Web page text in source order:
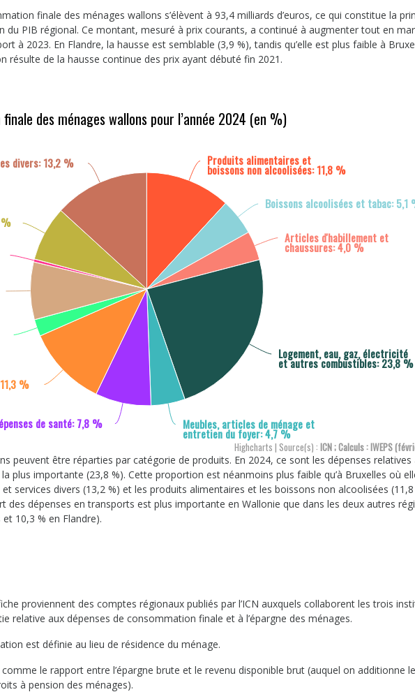
finale des ménages wallons s’élèvent à 93,4 milliards d’euros, ce qui constitue la
du PIB régional. Ce montant, mesuré à prix courants, a continué à augmenter tout en
à 2023. En Flandre, la hausse est semblable (3,9 %), tandis qu’elle est plus faible à
résulte de la hausse continue des prix ayant débuté fin 2021.
Produits alimentaires et
boissons non alcoolisées: 11,8 %
Boissons alcoolisées et tabac: 5,1
Articles d'habillement et
chaussures: 4,0 %
Logement, eau, gaz, électricité
et autres combustibles: 23,8 %
Meubles, articles de ménage et
entretien du foyer: 4,7 %
de santé: 7,8 %
%
divers: 13,2 %
Highcharts | Source(s) : ICN ; Calculs : IWEPS
des ménages wallons pour l’année 2024 (en %)
peuvent être réparties par catégorie de produits. En 2024, ce sont les dépenses relatives
plus importante (23,8 %). Cette proportion est néanmoins plus faible qu’à Bruxelles où
services divers (13,2 %) et les produits alimentaires et les boissons non alcoolisées
des dépenses en transports est plus importante en Wallonie que dans les deux autres
10,3 % en Flandre).
proviennent des comptes régionaux publiés par l’ICN auxquels collaborent les trois
relative aux dépenses de consommation finale et à l’épargne des ménages.
est définie au lieu de résidence du ménage.
le rapport entre l’épargne brute et le revenu disponible brut (auquel on additionne
à pension des ménages).